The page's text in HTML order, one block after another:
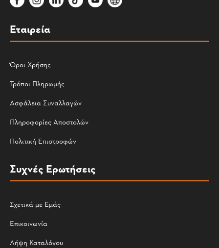
Εταιρεία
Όροι Χρήσης
Τρόποι Πληρωμής
Ασφάλεια Συναλλαγών
Πληροφορίες Αποστολών
Πολιτική Επιστροφών
Συχνές Ερωτήσεις
Σχετικά με Εμάς
Επικοινωνία
Λήψη Καταλόγου